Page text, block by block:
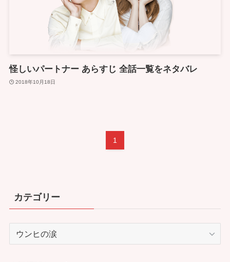
怪しいパートナー あらすじ 全話一覧をネタバレ
2018年10月18日
1
カテゴリー